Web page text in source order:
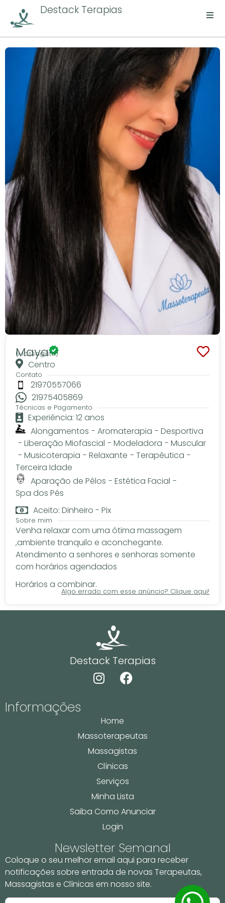
Destack Terapias
Maya
(Massagista)
Centro
Contato
21970557066
21975405869
Técnicas e Pagamento
Experiência: 12 anos
Alongamentos - Aromaterapia - Desportiva
- Liberação Miofascial - Modeladora - Muscular
- Musicoterapia - Relaxante - Terapêutica -
Terceira Idade
Aparação de Pêlos - Estética Facial -
Spa dos Pés
Aceito: Dinheiro - Pix
Sobre mim
Venha relaxar com uma ótima massagem
,ambiente tranquilo e aconchegante.
Atendimento a senhores e senhoras somente
com horários agendados
Horários a combinar.
Algo errado com esse anúncio? Clique aqui!
Destack Terapias
Informações
Home
Massoterapeutas
Massagistas
Clínicas
Serviços
Minha Lista
Saiba Como Anunciar
Login
Newsletter Semanal
Coloque o seu melhor email aqui para receber
notificações sobre entrada de novas Terapeutas,
Massagistas e Clínicas em nosso site.